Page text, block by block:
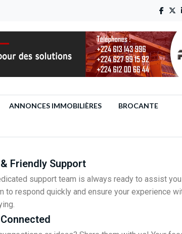
ANNONCES IMMOBILIÈRES BROCANTE
Friendly Support
support team is always ready to assist
to respond quickly and ensure your experience